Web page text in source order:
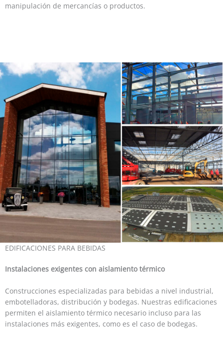
manipulación de mercancías o productos.
EDIFICACIONES PARA BEBIDAS
Instalaciones exigentes con aislamiento térmico
Construcciones especializadas para bebidas a nivel industrial,
embotelladoras, distribución y bodegas. Nuestras edificaciones
permiten el aislamiento térmico necesario incluso para las
instalaciones más exigentes, como es el caso de bodegas.